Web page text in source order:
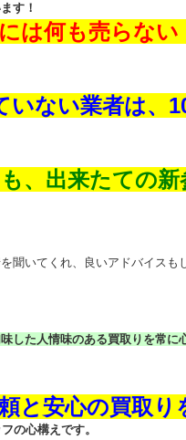
す！
は何も売らない
いない業者は、
、出来たての
聞いてくれ、良いアドバイス
した人情味のある買取りを常に
と安心の買取り
の心構えです。